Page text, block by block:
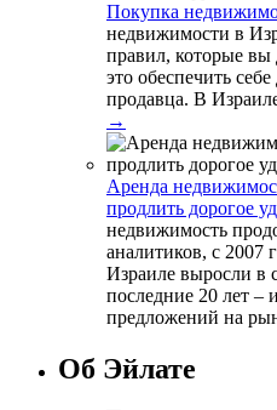
Покупка
недвижимости в
правил, которые вы
это обеспечить
продавца. В
→
Аренда
продлить дорогое
недвижимость
аналитиков, с 2007
Израиле выросли в
последние 20 лет –
предложений на
Об Эйлате